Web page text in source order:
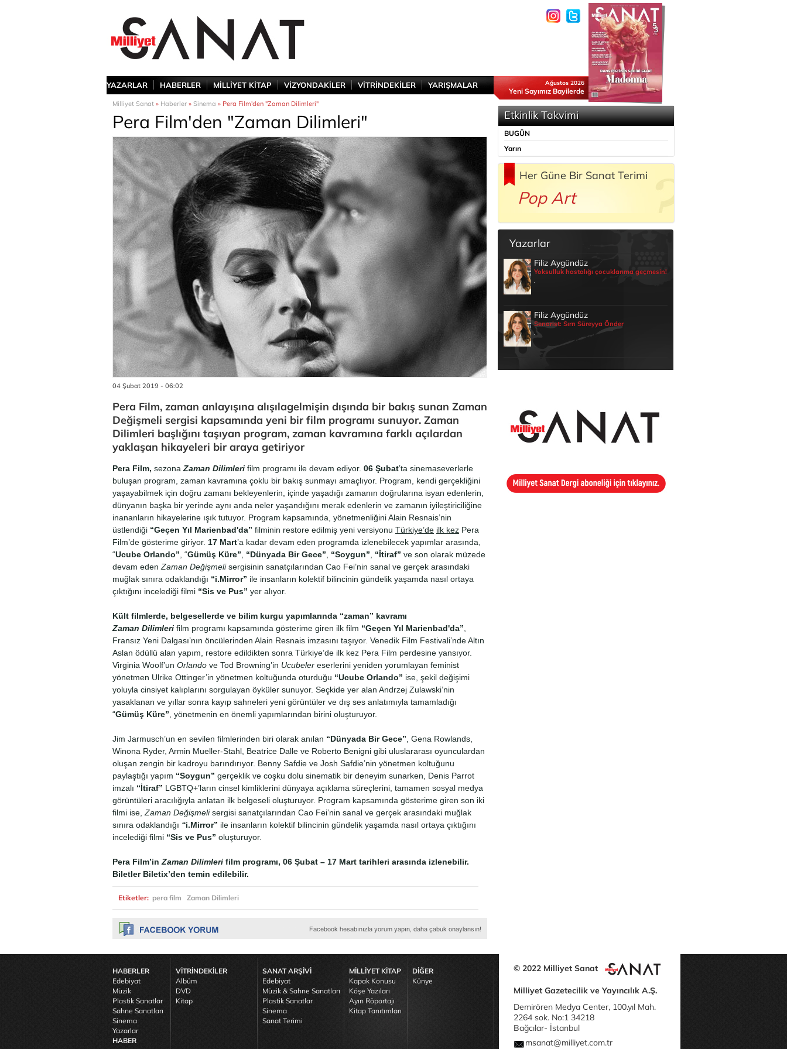
YAZARLAR HABERLER MİLLİYET KİTAP VİZYONDAKİLER VİTRİNDEKİLER YARIŞMALAR Ağustos 2026
Yeni Sayımız Bayilerde
Milliyet Sanat » Haberler » Sinema » Pera Film'den "Zaman Dilimleri"
Pera Film'den "Zaman Dilimleri"
04 Şubat 2019 - 06:02
Pera Film, zaman anlayışına alışılagelmişin dışında bir bakış sunan Zaman
Değişmeli sergisi kapsamında yeni bir film programı sunuyor. Zaman
Dilimleri başlığını taşıyan program, zaman kavramına farklı açılardan
yaklaşan hikayeleri bir araya getiriyor
Pera Film, sezona Zaman Dilimleri film programı ile devam ediyor. 06 Şubat’ta sinemaseverlerle
buluşan program, zaman kavramına çoklu bir bakış sunmayı amaçlıyor. Program, kendi gerçekliğini
yaşayabilmek için doğru zamanı bekleyenlerin, içinde yaşadığı zamanın doğrularına isyan edenlerin,
dünyanın başka bir yerinde aynı anda neler yaşandığını merak edenlerin ve zamanın iyileştiriciliğine
inananların hikayelerine ışık tutuyor. Program kapsamında, yönetmenliğini Alain Resnais’nin
üstlendiği “Geçen Yıl Marienbad'da” filminin restore edilmiş yeni versiyonu Türkiye’de ilk kez Pera
Film’de gösterime giriyor. 17 Mart’a kadar devam eden programda izlenebilecek yapımlar arasında,
“Ucube Orlando” , “Gümüş Küre” “Dünyada Bir Gece” “Soygun” “İtiraf” ve son olarak müzede
devam eden Zaman Değişmelisergisinin sanatçılarından Cao Fei’nin sanal ve gerçek arasındaki
muğlak sınıra odaklandığı “i.Mirror” ile insanların kolektif bilincinin gündelik yaşamda nasıl ortaya
çıktığını incelediği filmi “Sis ve Pus” yer alıyor.
Kült filmlerde, belgesellerde ve bilim kurgu yapımlarında “zaman” kavramı
Zaman Dilimleri film programı kapsamında gösterime giren ilk film “Geçen Yıl Marienbad'da”
Fransız Yeni Dalgası’nın öncülerinden Alain Resnais imzasını taşıyor. Venedik Film Festivali’nde Altın
Aslan ödüllü alan yapım, restore edildikten sonra Türkiye’de ilk kez Pera Film perdesine yansıyor.
Virginia Woolf’un Orlando ve Tod Browning’in Ucubeler eserlerini yeniden yorumlayan feminist
yönetmen Ulrike Ottinger’in yönetmen koltuğunda oturduğu “Ucube Orlando” ise, şekil değişimi
yoluyla cinsiyet kalıplarını sorgulayan öyküler sunuyor. Seçkide yer alan Andrzej Zulawski’nin
yasaklanan ve yıllar sonra kayıp sahneleri yeni görüntüler ve dış ses anlatımıyla tamamladığı
“Gümüş Küre” , yönetmenin en önemli yapımlarından birini oluşturuyor.
Jim Jarmusch’un en sevilen filmlerinden biri olarak anılan “Dünyada Bir Gece” , Gena Rowlands,
Winona Ryder, Armin Mueller-Stahl, Beatrice Dalle ve Roberto Benigni gibi uluslararası oyunculardan
oluşan zengin bir kadroyu barındırıyor. Benny Safdie ve Josh Safdie’nin yönetmen koltuğunu
paylaştığı yapım “Soygun” gerçeklik ve coşku dolu sinematik bir deneyim sunarken, Denis Parrot
imzalı “İtiraf” LGBTQ+’ların cinsel kimliklerini dünyaya açıklama süreçlerini, tamamen sosyal medya
görüntüleri aracılığıyla anlatan ilk belgeseli oluşturuyor. Program kapsamında gösterime giren son iki
filmi ise, Zaman Değişmelisergisi sanatçılarından Cao Fei’nin sanal ve gerçek arasındaki muğlak
sınıra odaklandığı “i.Mirror” ile insanların kolektif bilincinin gündelik yaşamda nasıl ortaya çıktığını
incelediği filmi “Sis ve Pus” oluşturuyor.
Pera Film’in Zaman Dilimleri film programı, 06 Şubat – 17 Mart tarihleri arasında izlenebilir.
Biletler Biletix’den temin edilebilir.
Etiketler: pera film Zaman Dilimleri
Etkinlik Takvimi
BUGÜN
Yarın
Her Güne Bir Sanat Terimi
Pop Art
Yazarlar
Filiz Aygündüz
Yoksulluk hastalığı çocuklarıma geçmesin!
.
Filiz Aygündüz
Senarist: Sırrı Süreyya Önder
.
HABERLER
Edebiyat
Müzik
Plastik Sanatlar
Sahne Sanatları
Sinema
Yazarlar
HABER
VİTRİNDEKİLER
Albüm
DVD
Kitap
SANAT ARŞİVİ
Edebiyat
Müzik & Sahne Sanatları
Plastik Sanatlar
Sinema
Sanat Terimi
MİLLİYET KİTAP
Kapak Konusu
Köşe Yazıları
Ayın Röportajı
Kitap Tanıtımları
DİĞER
Künye
© 2022 Milliyet Sanat
Milliyet Gazetecilik ve Yayıncılık A.Ş.
Demirören Medya Center, 100.yıl Mah.
2264 sok. No:1 34218
Bağcılar- İstanbul
msanat@milliyet.com.tr